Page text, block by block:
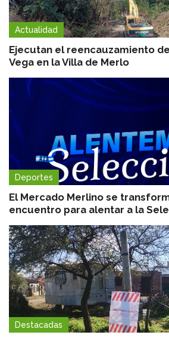
Actualidad
Ejecutan el reencauzamiento
Vega en la Villa de Merlo
Deportes
El Mercado Merlino se
encuentro para alentar a la
Destacadas